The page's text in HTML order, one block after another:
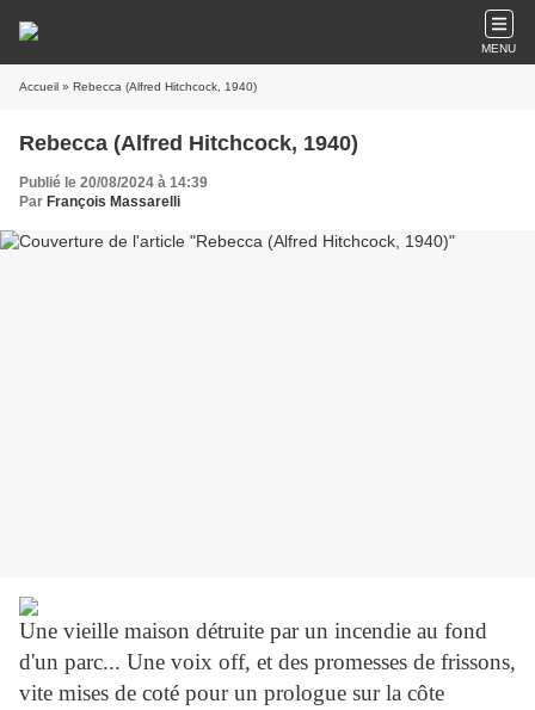
MENU
Accueil » Rebecca (Alfred Hitchcock, 1940)
Rebecca (Alfred Hitchcock, 1940)
Publié le 20/08/2024 à 14:39
Par François Massarelli
Une vieille maison détruite par un incendie au fond
d'un parc... Une voix off, et des promesses de frissons,
vite mises de coté pour un prologue sur la côte